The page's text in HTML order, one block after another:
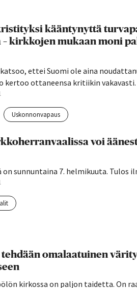
kääntynyttä
– kirkkojen mukaan moni
ettei Suomi ole aina
kertoo ottaneensa kritiikin vakavasti.
uskonnonvapaus
voi
on sunnuntaina 7. helmikuuta. Tulos
omalaatuinen
kirkossa on paljon taidetta. On